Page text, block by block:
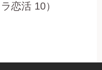
恋活 10）